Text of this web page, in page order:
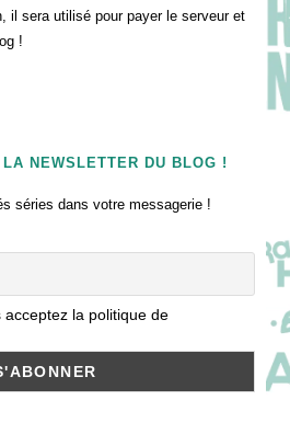
il sera utilisé pour payer le serveur et
!
NEWSLETTER DU BLOG !
séries dans votre messagerie !
acceptez la politique de